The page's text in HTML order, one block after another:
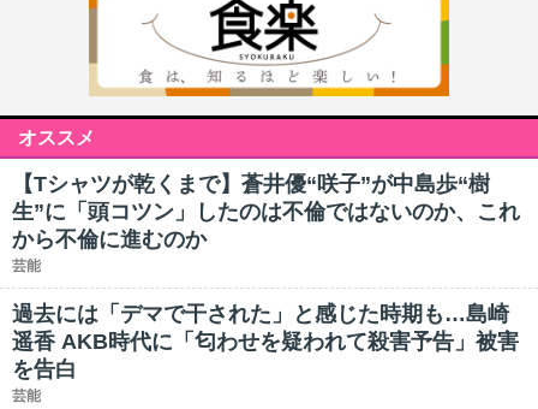
オススメ
【Tシャツが乾くまで】蒼井優“咲子”が中島歩“樹
生”に「頭コツン」したのは不倫ではないのか、これ
から不倫に進むのか
芸能
過去には「デマで干された」と感じた時期も…島崎
遥香 AKB時代に「匂わせを疑われて殺害予告」被害
を告白
芸能